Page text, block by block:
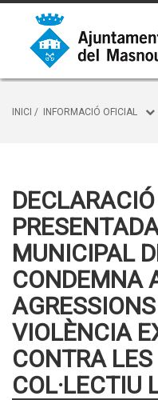
INICI / INFORMACIÓ OFICIAL
MUNICIPAL
CONDEMNA
VIOLÈNCIA
CONTRA
COL·LECTIU